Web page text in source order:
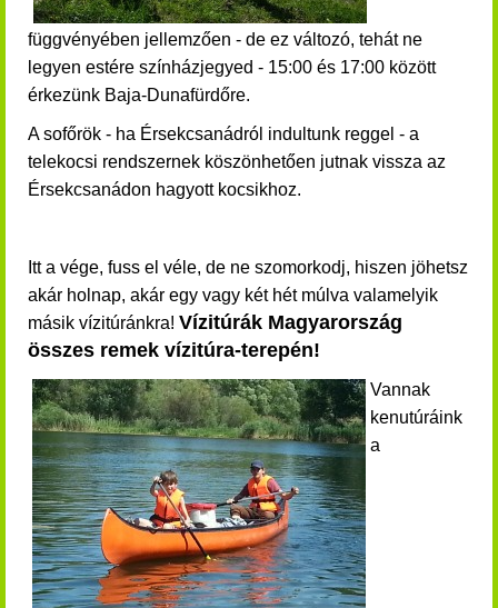
függvényében jellemzően - de ez változó, tehát ne
legyen estére színházjegyed - 15:00 és 17:00 között
érkezünk Baja-Dunafürdőre.
A sofőrök - ha Érsekcsanádról indultunk reggel - a
telekocsi rendszernek köszönhetően jutnak vissza az
Érsekcsanádon hagyott kocsikhoz.
Itt a vége, fuss el véle, de ne szomorkodj, hiszen jöhetsz
akár holnap, akár egy vagy két hét múlva valamelyik
másik vízitúránkra! Vízitúrák Magyarország
összes remek vízitúra-terepén!
Vannak
kenutúráink
a